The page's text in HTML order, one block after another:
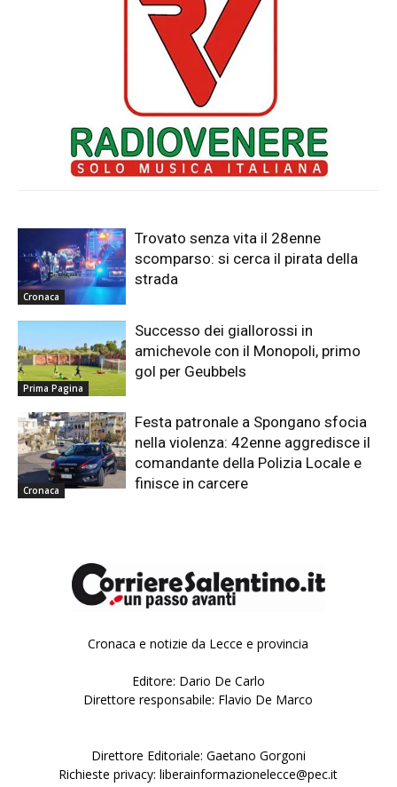
Cronaca
Trovato senza vita il 28enne
scomparso: si cerca il pirata della
strada
Prima Pagina
Successo dei giallorossi in
amichevole con il Monopoli, primo
gol per Geubbels
Cronaca
Festa patronale a Spongano sfocia
nella violenza: 42enne aggredisce il
comandante della Polizia Locale e
finisce in carcere
Cronaca e notizie da Lecce e provincia
Editore: Dario De Carlo
Direttore responsabile: Flavio De Marco
Direttore Editoriale: Gaetano Gorgoni
Richieste privacy: liberainformazionelecce@pec.it